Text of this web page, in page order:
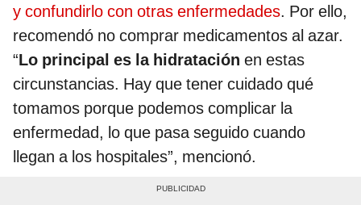
y confundirlo con otras enfermedades. Por ello,
recomendó no comprar medicamentos al azar.
“Lo principal es la hidratación en estas
circunstancias. Hay que tener cuidado qué
tomamos porque podemos complicar la
enfermedad, lo que pasa seguido cuando
llegan a los hospitales”, mencionó.